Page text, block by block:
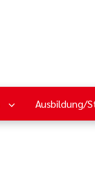
Ausbildung/